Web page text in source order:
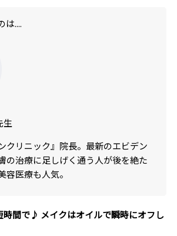
は....
生
クリニック』院長。最新のエビデン
の治療に足しげく通う人が後を絶た
容医療も人気。
時間で♪ メイクはオイルで瞬時にオフし